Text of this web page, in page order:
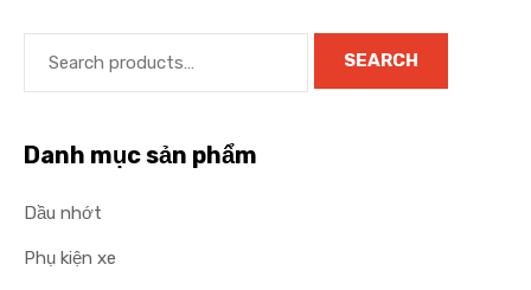
SEARCH
Danh mục sản phẩm
Dầu nhớt
Phụ kiện xe